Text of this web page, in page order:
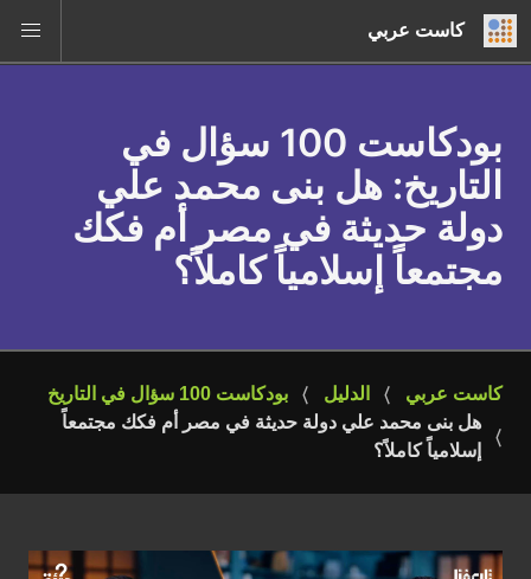
كاست عربي
بودكاست 100 سؤال في
التاريخ: هل بنى محمد علي
دولة حديثة في مصر أم فكك
مجتمعاً إسلامياً كاملاً؟
كاست عربي الدليل
بودكاست 100 سؤال في التاريخ
هل بنى محمد علي دولة حديثة في مصر أم فكك مجتمعاً
إسلامياً كاملاً؟